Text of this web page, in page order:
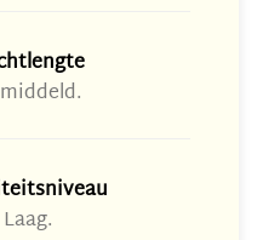
Laag.